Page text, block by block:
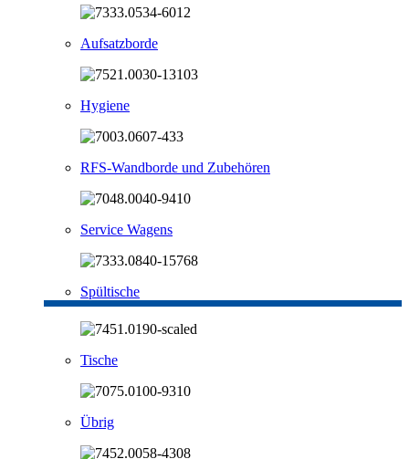
Aufsatzborde
Hygiene
RFS-Wandborde und Zubehören
Service Wagens
Spültische
Tische
Übrig